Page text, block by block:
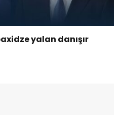
yalan danışır